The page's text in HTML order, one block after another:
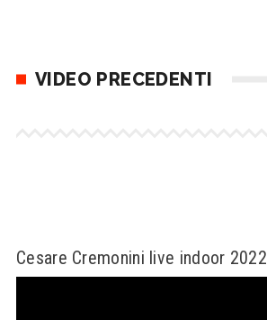
VIDEO PRECEDENTI
Cesare Cremonini live indoor 2022